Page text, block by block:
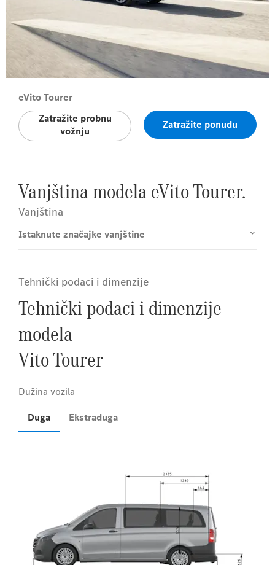
eVito Tourer
Zatražite probnu
vožnju
Zatražite ponudu
Vanjština modela eVito Tourer.
Vanjština
Istaknute značajke vanjštine
Tehnički podaci i dimenzije
Tehnički podaci i dimenzije
modela
Vito Tourer
Duga Ekstraduga